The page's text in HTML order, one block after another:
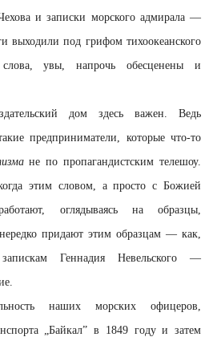
и записки морского адмирала —
выходили под грифом тихоокеанского
увы, напрочь обесценены и
дом здесь важен. Ведь
предприниматели, которые что-то
не по пропагандистским телешоу.
этим словом, а просто с Божией
оглядываясь на образцы,
придают этим образцам — как,
Геннадия Невельского —
наших морских офицеров,
„Байкал” в 1849 году и затем